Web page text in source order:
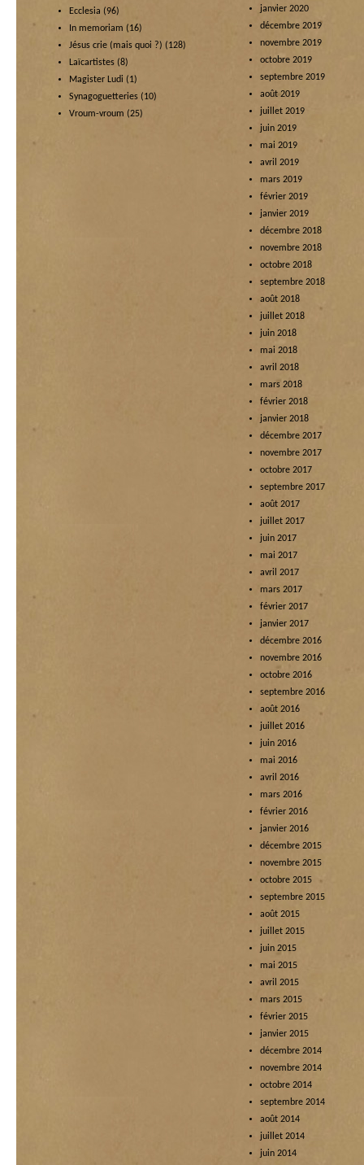
Ecclesia (96)
In memoriam (16)
Jésus crie (mais quoi ?) (128)
Laïcartistes (8)
Magister Ludi (1)
Synagoguetteries (10)
Vroum-vroum (25)
janvier 2020
décembre 2019
novembre 2019
octobre 2019
septembre 2019
août 2019
juillet 2019
juin 2019
mai 2019
avril 2019
mars 2019
février 2019
janvier 2019
décembre 2018
novembre 2018
octobre 2018
septembre 2018
août 2018
juillet 2018
juin 2018
mai 2018
avril 2018
mars 2018
février 2018
janvier 2018
décembre 2017
novembre 2017
octobre 2017
septembre 2017
août 2017
juillet 2017
juin 2017
mai 2017
avril 2017
mars 2017
février 2017
janvier 2017
décembre 2016
novembre 2016
octobre 2016
septembre 2016
août 2016
juillet 2016
juin 2016
mai 2016
avril 2016
mars 2016
février 2016
janvier 2016
décembre 2015
novembre 2015
octobre 2015
septembre 2015
août 2015
juillet 2015
juin 2015
mai 2015
avril 2015
mars 2015
février 2015
janvier 2015
décembre 2014
novembre 2014
octobre 2014
septembre 2014
août 2014
juillet 2014
juin 2014